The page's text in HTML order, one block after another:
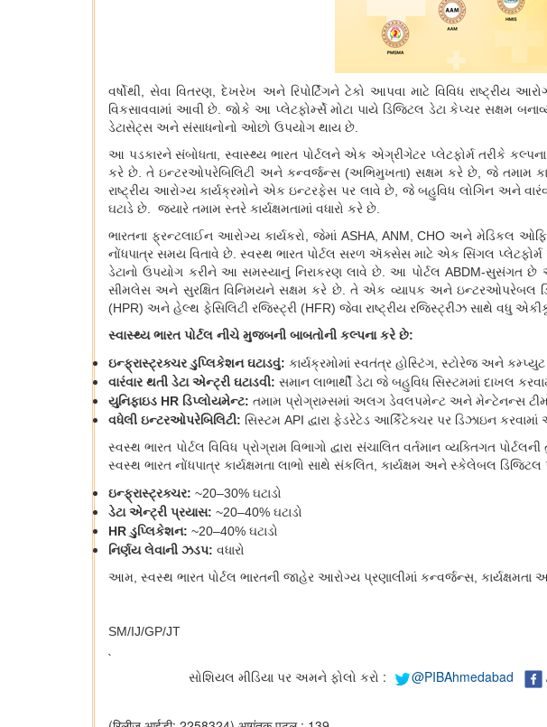
વર્ષોથી,સેવા વિતરણ,દેખરેખ અને રિપોર્ટિંગને ટેકો આપવા માટે વિવિધ રાષ્ટ્રીય
વિકસાવવામાં આવી છે. જોકે આ પ્લેટફોર્મ્સે મોટા પાયે ડિજિટલ ડેટા કેપ્ચર સક્ષમ
ડેટાસેટ્સ અને સંસાધનોનો ઓછો ઉપયોગ થાય છે.
આ પડકારને સંબોધતા,સ્વાસ્થ્ય ભારત પોર્ટલને એક એગ્રીગેટર પ્લેટફોર્મ તરીકે
કરે છે. તે ઇન્ટરઓપરેબિલિટી અને કન્વર્જન્સ (અભિમુખતા) સક્ષમ કરે છે, જે તમામ
રાષ્ટ્રીય આરોગ્ય કાર્યક્રમોને એક ઇન્ટરફેસ પર લાવે છે, જે બહુવિધ લોગિન અને
ઘટાડે છે. જ્યારે તમામ સ્તરે કાર્યક્ષમતામાં વધારો કરે છે.
ભારતના ફ્રન્ટલાઈન આરોગ્ય કાર્યકરો, જેમાં ASHA, ANM, CHOઅને મેડિકલ
નોંધપાત્ર સમય વિતાવે છે. સ્વસ્થ ભારત પોર્ટલ સરળ ઍક્સેસ માટે એક સિંગલ પ્લેટફોર્મ
ડેટાનો ઉપયોગ કરીને આ સમસ્યાનું નિરાકરણ લાવે છે. આ પોર્ટલABDM-સુસંગત છે
સીમલેસ અને સુરક્ષિત વિનિમયને સક્ષમ કરે છે. તે એક વ્યાપક અને ઇન્ટરઓપરેબલ
(HPR) અને હેલ્થ ફેસિલિટી રજિસ્ટ્રી (HFR) જેવા રાષ્ટ્રીય રજિસ્ટ્રીઝ સાથે વધુ
સ્વાસ્થ્ય ભારત પોર્ટલ નીચે મુજબની બાબતોની કલ્પના કરે છે:
ઇન્ફ્રાસ્ટ્રક્ચર ડુપ્લિકેશન ઘટાડવું: કાર્યક્રમોમાં સ્વતંત્ર હોસ્ટિંગ, સ્ટોરેજ અને
વારંવાર થતી ડેટા એન્ટ્રી ઘટાડવી: સમાન લાભાર્થી ડેટા જે બહુવિધ સિસ્ટમમાં દાખલ
યુનિફાઇડ HR ડિપ્લોયમેન્ટ: તમામ પ્રોગ્રામ્સમાં અલગ ડેવલપમેન્ટ અને મેન્ટેનન્સ
વધેલી ઇન્ટરઓપરેબિલિટી: સિસ્ટમ API દ્વારા ફેડરેટેડ આર્કિટેક્ચર પર ડિઝાઇન કરવામાં
સ્વસ્થ ભારત પોર્ટલ વિવિધ પ્રોગ્રામ વિભાગો દ્વારા સંચાલિત વર્તમાન વ્યક્તિગત
સ્વસ્થ ભારત નોંધપાત્ર કાર્યક્ષમતા લાભો સાથે સંકલિત, કાર્યક્ષમ અને સ્કેલેબલ ડિજિટલ
ઇન્ફ્રાસ્ટ્રક્ચર: ~20–30% ઘટાડો
ડેટા એન્ટ્રી પ્રયાસ: ~20–40% ઘટાડો
HR ડુપ્લિકેશન: ~20–40% ઘટાડો
નિર્ણય લેવાની ઝડપ: વધારો
આમ, સ્વસ્થ ભારત પોર્ટલ ભારતની જાહેર આરોગ્ય પ્રણાલીમાં કન્વર્જન્સ,
SM/IJ/GP/JT
`
સોશિયલ મીડિયા પર અમને ફોલો કરો :
@PIBAhmedabad